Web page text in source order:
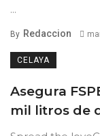
...
By Redaccion
CELAYA
Asegura
mil litros de